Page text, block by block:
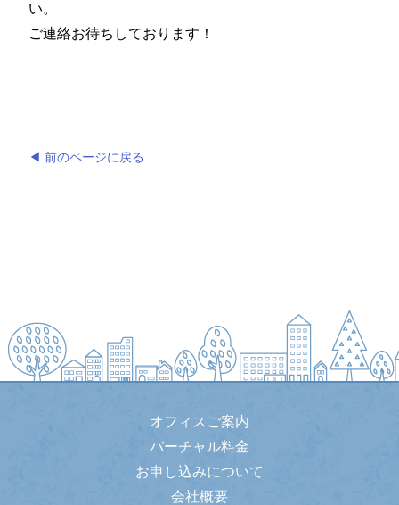
い。
ご連絡お待ちしております！
◀ 前のページに戻る
オフィスご案内
バーチャル料金
お申し込みについて
会社概要